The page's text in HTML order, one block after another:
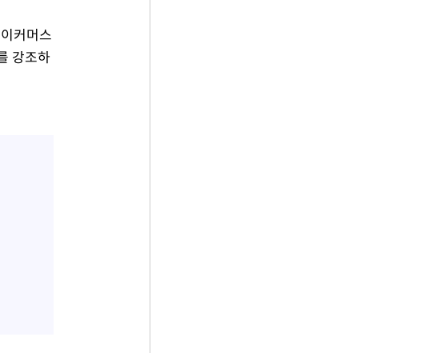
커머스
강조하